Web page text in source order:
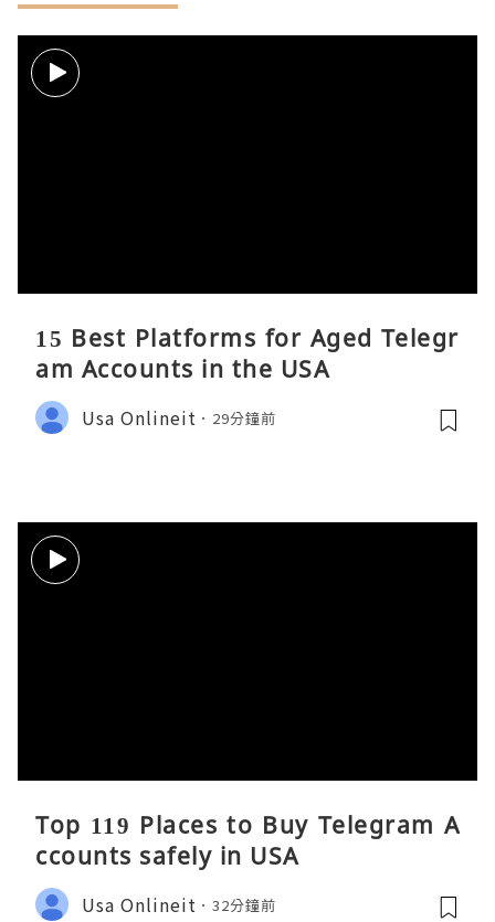
15 Best Platforms for Aged Telegr
am Accounts in the USA
Usa Onlineit 29分鐘前
Top 119 Places to Buy Telegram A
ccounts safely in USA
Usa Onlineit 32分鐘前